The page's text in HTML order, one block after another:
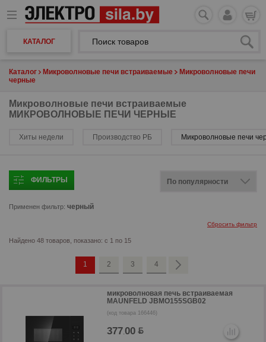
КАТАЛОГ
Каталог Микроволновые печи встраиваемые Микроволновые печи
черные
Микроволновые печи встраиваемые
МИКРОВОЛНОВЫЕ ПЕЧИ ЧЕРНЫЕ
Хиты недели Производство РБ Микроволновые печи
ФИЛЬТРЫ
Применен фильтр: черный
Сбросить фильтр
Найдено 48 товаров, показано: с 1 по 15
1 2 3 4
микроволновая печь встраиваемая
MAUNFELD JBMO155SGB02
(код товара 166446)
377.00